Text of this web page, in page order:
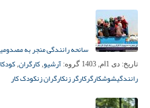
سانحه رانندگی منجر به مصدومیت ۶ کارگر زن و یک کودک
تاریخ: دی 1ام, 1403 گروه: آرشیو, کارگران,
رانندگیشوشکارگرکارگر زنکارگران زنکودک کار